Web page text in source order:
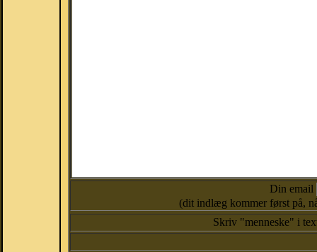
Din email
(dit indlæg kommer først på,
Skriv "menneske" i